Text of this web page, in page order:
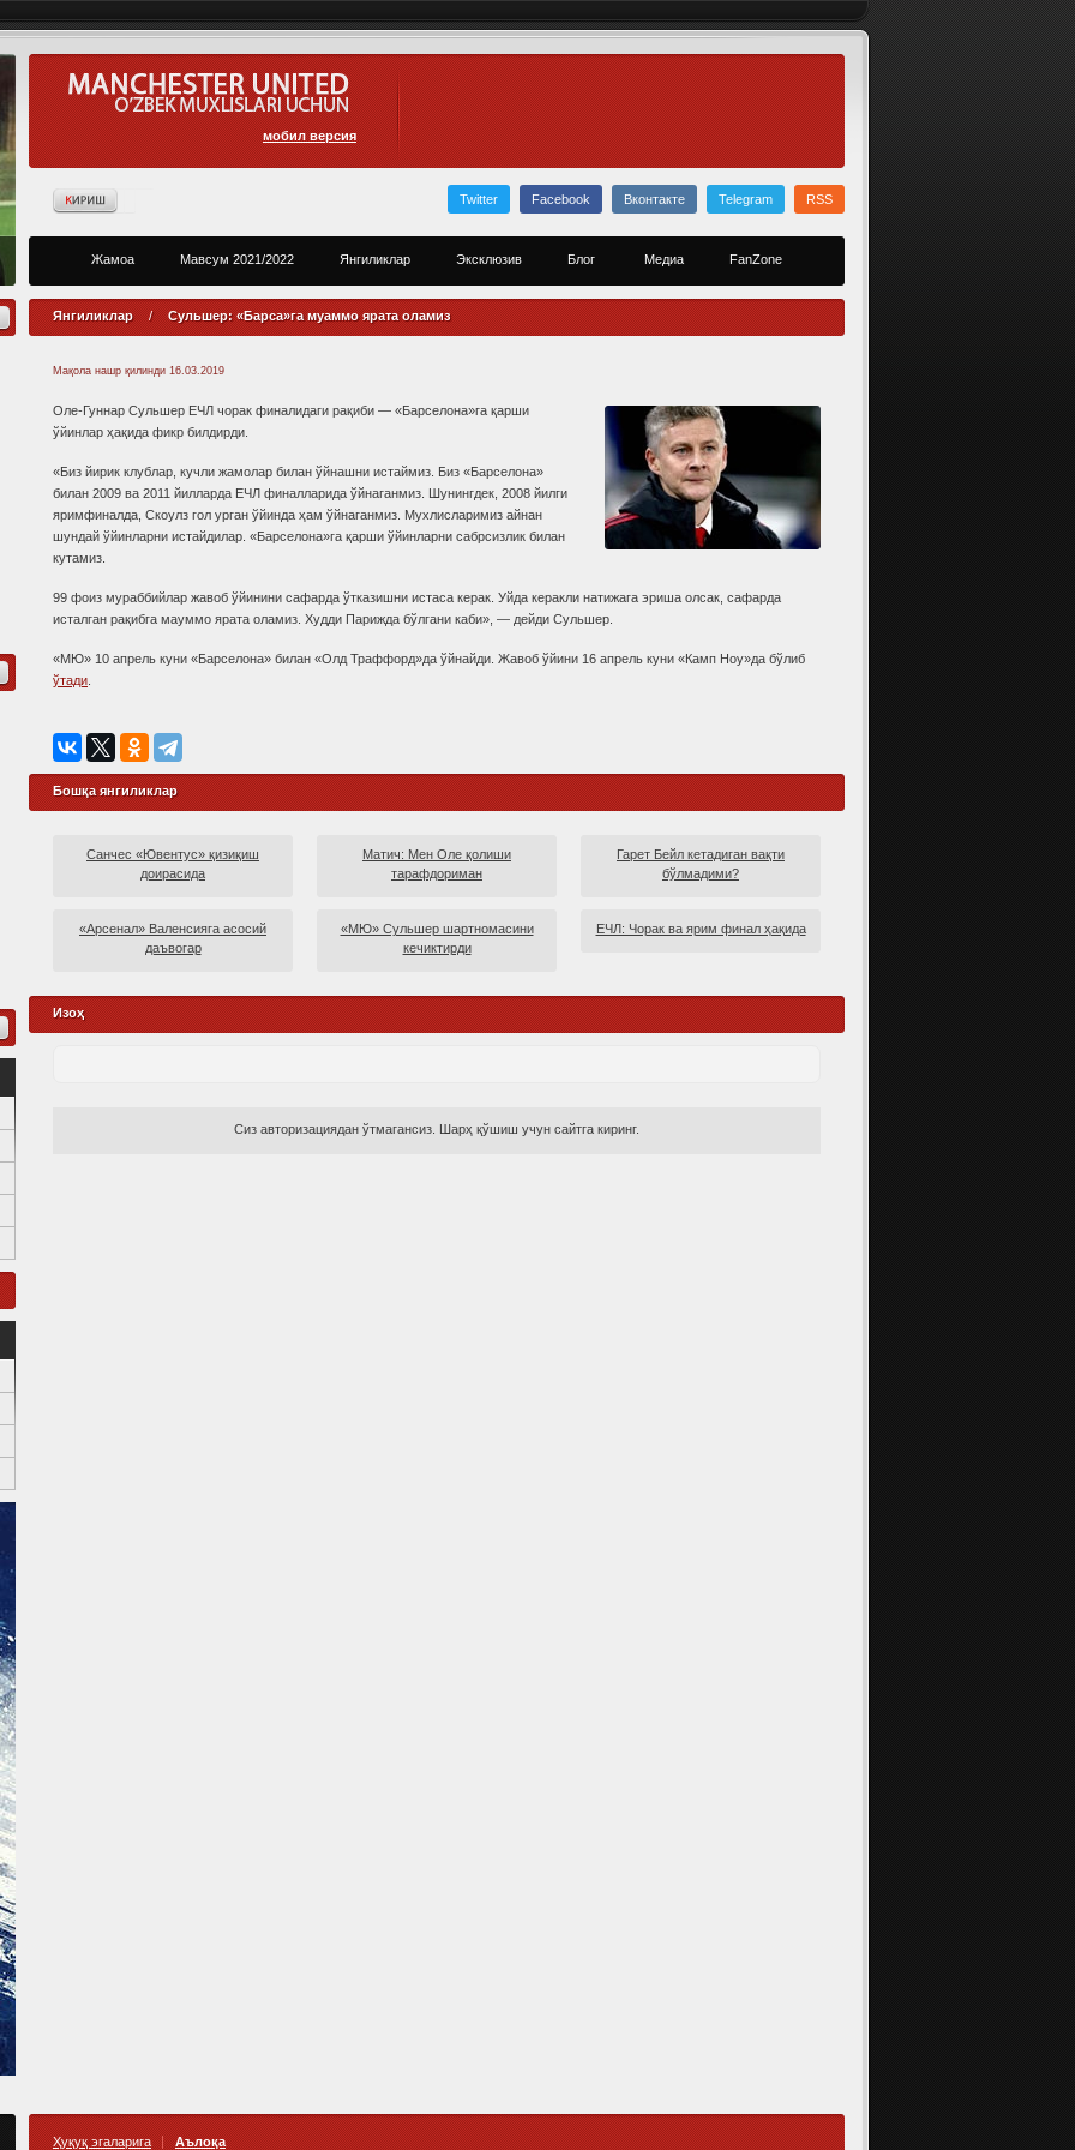
мобил версия
Twitter Facebook Вконтакте Telegram RSS
Жамоа Мавсум 2021/2022 Янгиликлар Эксклюзив Блог Медиа FanZone
Янгиликлар / Сульшер: «Барса»га муаммо ярата оламиз
Мақола нашр қилинди 16.03.2019
Оле-Гуннар Сульшер ЕЧЛ чорак финалидаги рақиби — «Барселона»га қарши
ўйинлар ҳақида фикр билдирди.
«Биз йирик клублар, кучли жамолар билан ўйнашни истаймиз. Биз «Барселона»
билан 2009 ва 2011 йилларда ЕЧЛ финалларида ўйнаганмиз. Шунингдек, 2008 йилги
яримфиналда, Скоулз гол урган ўйинда ҳам ўйнаганмиз. Мухлисларимиз айнан
шундай ўйинларни истайдилар. «Барселона»га қарши ўйинларни сабрсизлик билан
кутамиз.
99 фоиз мураббийлар жавоб ўйинини сафарда ўтказишни истаса керак. Уйда керакли натижага эриша олсак, сафарда
исталган рақибга мауммо ярата оламиз. Худди Парижда бўлгани каби», — дейди Сульшер.
«МЮ» 10 апрель куни «Барселона» билан «Олд Траффорд»да ўйнайди. Жавоб ўйини 16 апрель куни «Камп Ноу»да бўлиб
ўтади
Бошқа янгиликлар
Санчес «Ювентус» қизиқиш
доирасида
Матич: Мен Оле қолиши
тарафдориман
Гарет Бейл кетадиган вақти
бўлмадими?
«Арсенал» Валенсияга асосий
даъвогар
«МЮ» Сульшер шартномаcини
кечиктирди
ЕЧЛ: Чорак ва ярим финал ҳақида
Изоҳ
Сиз авторизациядан ўтмагансиз. Шарҳ қўшиш учун сайтга киринг.
Ҳуқуқ эгаларига Аълоқа